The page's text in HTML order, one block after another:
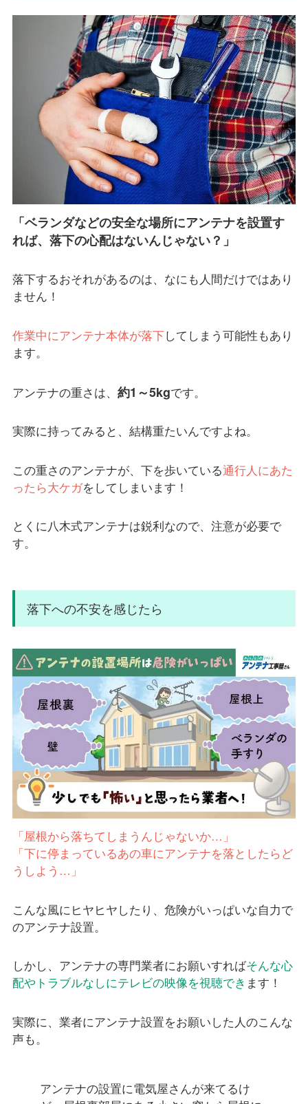
「ベランダなどの安全な場所にアンテナを設置す
れば、落下の心配はないんじゃない？」
落下するおそれがあるのは、なにも人間だけではあり
ません！
作業中にアンテナ本体が落下してしまう可能性もあり
ます。
アンテナの重さは、 約1～5kgです。
実際に持ってみると、結構重たいんですよね。
この重さのアンテナが、下を歩いている通行人にあた
ったら大ケガをしてしまいます！
とくに八木式アンテナは鋭利なので、注意が必要で
す。
落下への不安を感じたら
「屋根から落ちてしまうんじゃないか…」
「下に停まっているあの車にアンテナを落としたらど
うしよう…」
こんな風にヒヤヒヤしたり、危険がいっぱいな自力で
のアンテナ設置。
しかし、アンテナの専門業者にお願いすればそんな心
配やトラブルなしにテレビの映像を視聴でき ます！
実際に、業者にアンテナ設置をお願いした人のこんな
声も。
アンテナの設置に電気屋さんが来てるけ